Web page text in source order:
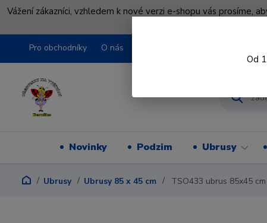
Vážení zákazníci, vzhledem k nové verzi e-shopu vás prosíme,
Pro obchodníky O nás
Novinky Podzim Ubrusy
Ubrusy Ubrusy 85 x 45 cm TSO433 ubrus 85x45
Od